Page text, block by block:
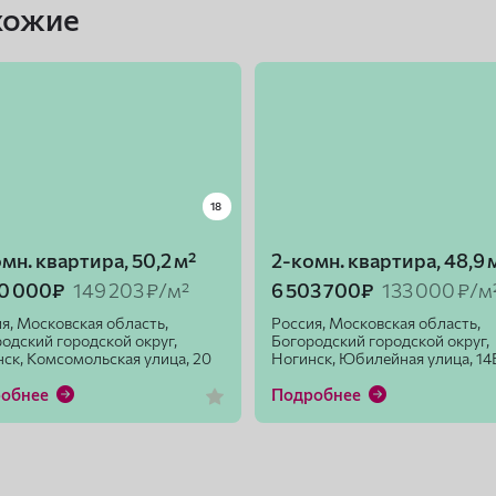
18
квартира, 50,2 м²
000₽ 149 203 ₽/м²
Московская область,
городской округ,
Комсомольская улица, 20
2-комн. квартира, 48,9
6 503 700₽ 133 000 ₽/
Россия, Московская область,
Богородский городской округ,
Ногинск, Юбилейная улица,
Подробнее